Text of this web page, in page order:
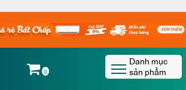
0
Danh mục
sản phẩm